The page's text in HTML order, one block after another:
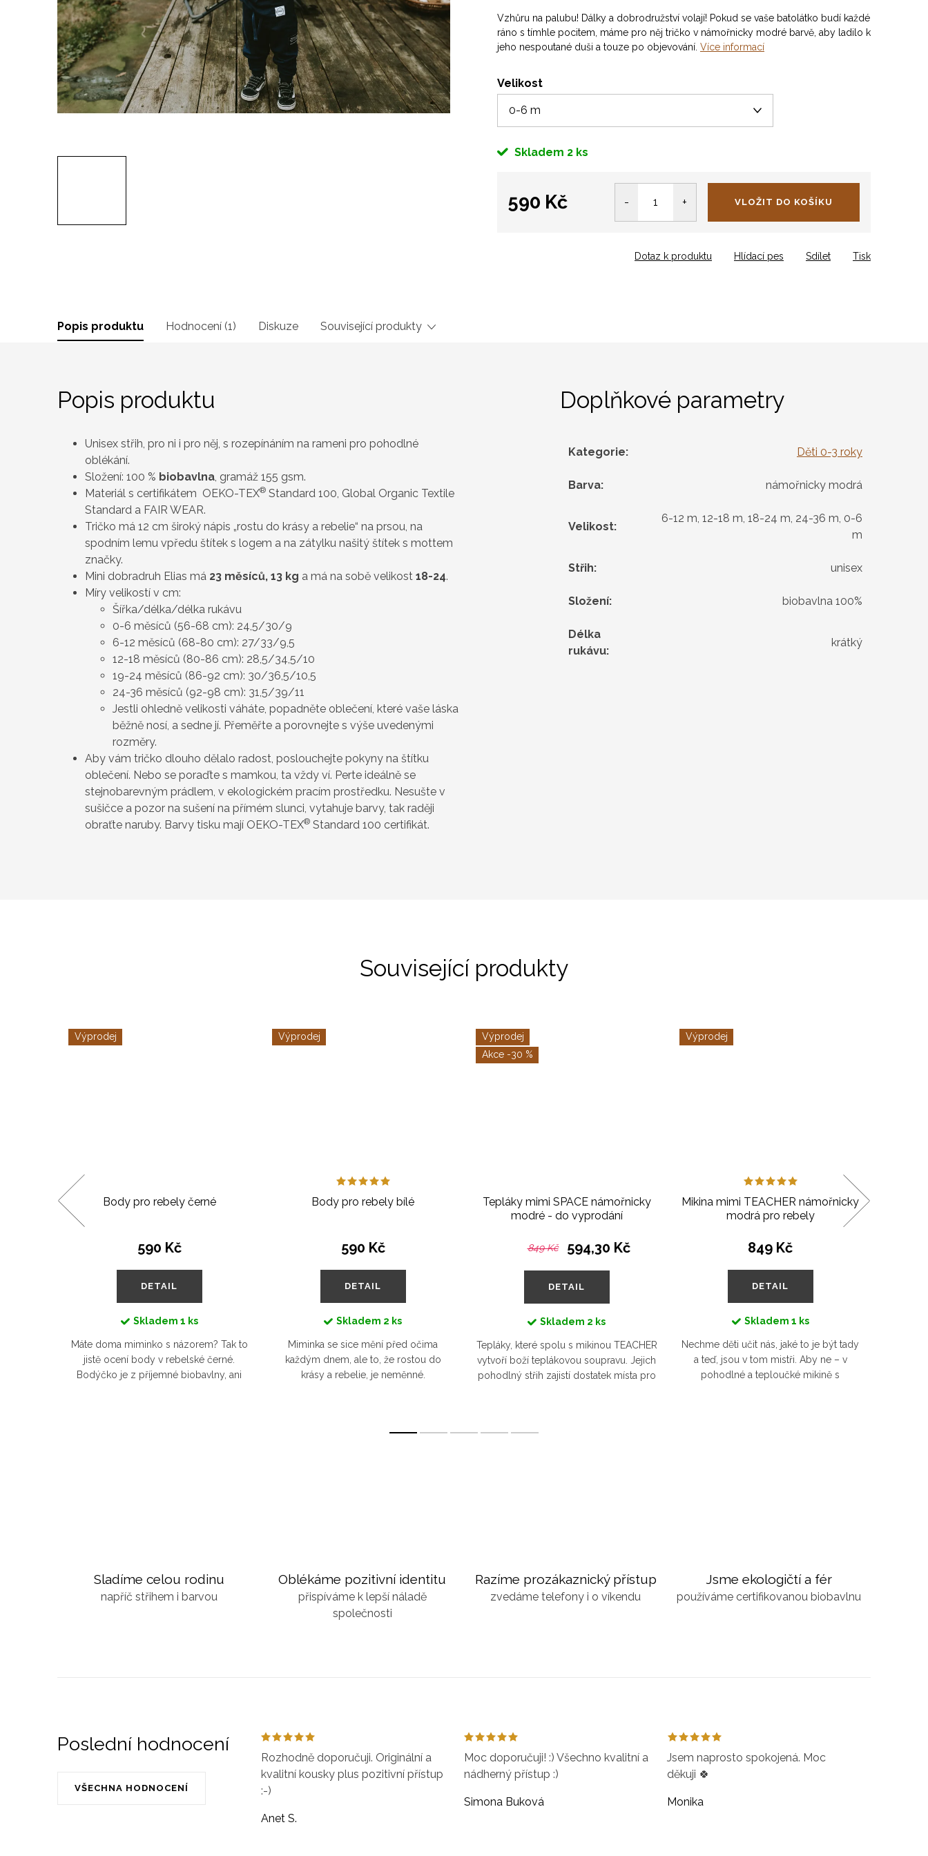
Vzhůru na palubu! Dálky a dobrodružství volají! Pokud se vaše batolátko budí každé
ráno s tímhle pocitem, máme pro něj tričko v námořnicky modré barvě, aby ladilo k
jeho nespoutané duši a touze po objevování. Více informací
Velikost
Skladem 2 ks
590 Kč VLOŽIT DO KOŠÍKU
Tisk
Dotaz k produktu Hlídací pes Sdílet
Popis produktu Hodnocení (1) Diskuze Související produkty
Popis produktu
Unisex střih, pro ni i pro něj, s rozepínáním na rameni pro pohodlné
oblékání.
Složení: 100 % biobavlna , gramáž 155 gsm.
Materiál s certifikátem OEKO-TEX® Standard 100, Global Organic Textile
Standard a FAIR WEAR.
Tričko má 12 cm široký nápis „rostu do krásy a rebelie“ na prsou, na
spodním lemu vpředu štítek s logem a na zátylku našitý štítek s mottem
značky.
Mini dobradruh Elias má 23 měsíců, 13 kg a má na sobě velikost 18-24.
Míry velikostí v cm:
Šířka/délka/délka rukávu
0-6 měsíců (56-68 cm): 24,5/30/9
6-12 měsíců (68-80 cm): 27/33/9,5
12-18 měsíců (80-86 cm): 28,5/34,5/10
19-24 měsíců (86-92 cm): 30/36,5/10,5
24-36 měsíců (92-98 cm): 31,5/39/11
Jestli ohledně velikosti váháte, popadněte oblečení, které vaše láska
běžně nosí, a sedne jí. Přeměřte a porovnejte s výše uvedenými
rozměry.
Aby vám tričko dlouho dělalo radost, poslouchejte pokyny na štítku
oblečení. Nebo se poraďte s mamkou, ta vždy ví. Perte ideálně se
stejnobarevným prádlem, v ekologickém pracím prostředku. Nesušte v
sušičce a pozor na sušení na přímém slunci, vytahuje barvy, tak raději
obraťte naruby. Barvy tisku mají OEKO-TEX® Standard 100 certifikát.
Doplňkové parametry
Kategorie: Děti 0-3 roky
Barva: námořnicky modrá
Velikost:
6-12 m, 12-18 m, 18-24 m, 24-36 m, 0-6
m
Střih: unisex
Složení: biobavlna 100%
Délka
rukávu:
krátký
Související produkty
Výprodej
Body pro rebely černé
590 Kč
DETAIL
Skladem 1 ks
Máte doma miminko s názorem? Tak to
jistě ocení body v rebelské černé.
Bodýčko je z příjemné biobavlny, ani
Výprodej
Body pro rebely bílé
590 Kč
DETAIL
Skladem 2 ks
Miminka se sice mění před očima
každým dnem, ale to, že rostou do
krásy a rebelie, je neměnné.
Výprodej
-30 %
Tepláky mimi SPACE námořnicky
modré - do vyprodání
849 Kč 594,30 Kč
DETAIL
Skladem 2 ks
Tepláky, které spolu s mikinou TEACHER
vytvoří boží teplákovou soupravu. Jejich
pohodlný střih zajistí dostatek místa pro
Výprodej
Mikina mimi TEACHER námořnicky
modrá pro rebely
849 Kč
DETAIL
Skladem 1 ks
Nechme děti učit nás, jaké to je být tady
a teď, jsou v tom mistři. Aby ne – v
pohodlné a teploučké mikině s
Sladíme celou rodinu
napříč střihem i barvou
Oblékáme pozitivní identitu
přispíváme k lepší náladě
společnosti
Razíme prozákaznický přístup
zvedáme telefony i o víkendu
Jsme ekologičtí a fér
používáme certifikovanou biobavlnu
Poslední hodnocení
VŠECHNA HODNOCENÍ
Rozhodně doporučuji. Originální a
kvalitní kousky plus pozitivní přístup
:-)
Anet S.
Moc doporučuji! :) Všechno kvalitní a
nádherný přístup :)
Simona Buková
Jsem naprosto spokojená. Moc
děkuji 🍀
Monika